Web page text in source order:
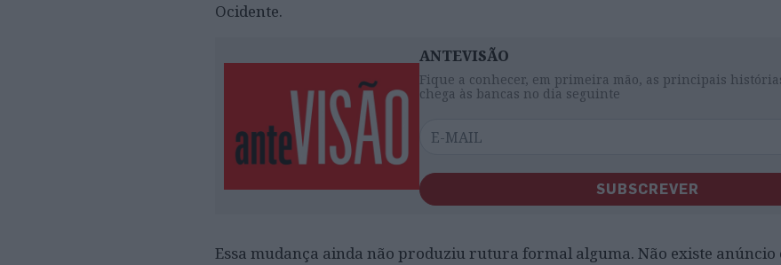
Ocidente.
ANTEVISÃO
Fique a conhecer, em primeira mão, as principais
chega às bancas no dia seguinte
SUBSCREVER
Essa mudança ainda não produziu rutura formal alguma. Não existe